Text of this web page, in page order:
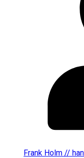
Frank Holm //